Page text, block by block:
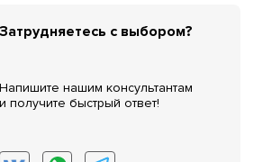
Затрудняетесь с выбором?
Напишите нашим консультантам
и получите быстрый ответ!